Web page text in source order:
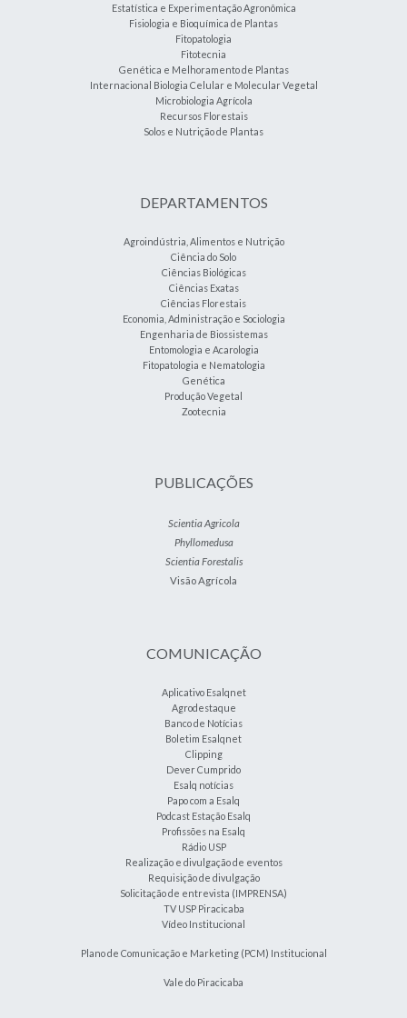
Estatística e Experimentação Agronômica
Fisiologia e Bioquímica de Plantas
Fitopatologia
Fitotecnia
Genética e Melhoramento de Plantas
Internacional Biologia Celular e Molecular Vegetal
Microbiologia Agrícola
Recursos Florestais
Solos e Nutrição de Plantas
DEPARTAMENTOS
Agroindústria, Alimentos e Nutrição
Ciência do Solo
Ciências Biológicas
Ciências Exatas
Ciências Florestais
Economia, Administração e Sociologia
Engenharia de Biossistemas
Entomologia e Acarologia
Fitopatologia e Nematologia
Genética
Produção Vegetal
Zootecnia
PUBLICAÇÕES
Scientia Agricola
Phyllomedusa
Scientia Forestalis
Visão Agrícola
COMUNICAÇÃO
Aplicativo Esalqnet
Agrodestaque
Banco de Notícias
Boletim Esalqnet
Clipping
Dever Cumprido
Esalq notícias
Papo com a Esalq
Podcast Estação Esalq
Profissões na Esalq
Rádio USP
Realização e divulgação de eventos
Requisição de divulgação
Solicitação de entrevista (IMPRENSA)
TV USP Piracicaba
Vídeo Institucional
Plano de Comunicação e Marketing (PCM) Institucional
Vale do Piracicaba